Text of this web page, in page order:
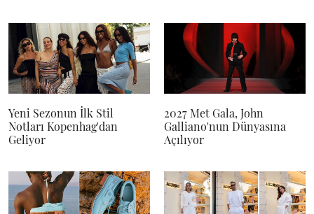
Yeni Sezonun İlk Stil
Notları Kopenhag'dan
Geliyor
2027 Met Gala, John
Galliano'nun Dünyasına
Açılıyor